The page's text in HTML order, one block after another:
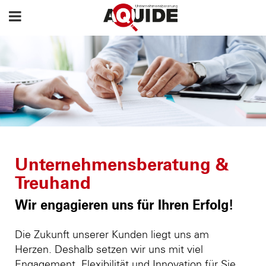
Unternehmensberatung &
Treuhand
Wir engagieren uns für Ihren Erfolg!
Die Zukunft unserer Kunden liegt uns am
Herzen. Deshalb setzen wir uns mit viel